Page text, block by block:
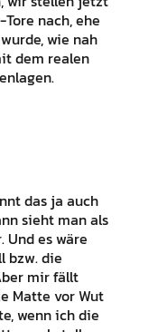
nach, ehe
wie nah
dem realen
das ja auch
sieht man als
es wäre
bzw. die
mir fällt
Matte vor Wut
wenn ich die